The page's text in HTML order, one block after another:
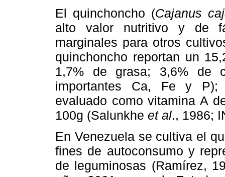
El quinchoncho (Cajanus
alto valor nutritivo y de
marginales para otros
quinchoncho reportan un
1,7% de grasa; 3,6% de
importantes Ca, Fe y P);
evaluado como vitamina A
100g (Salunkhe et al., 1986;
En Venezuela se cultiva el
fines de autoconsumo y
de leguminosas (Ramírez,